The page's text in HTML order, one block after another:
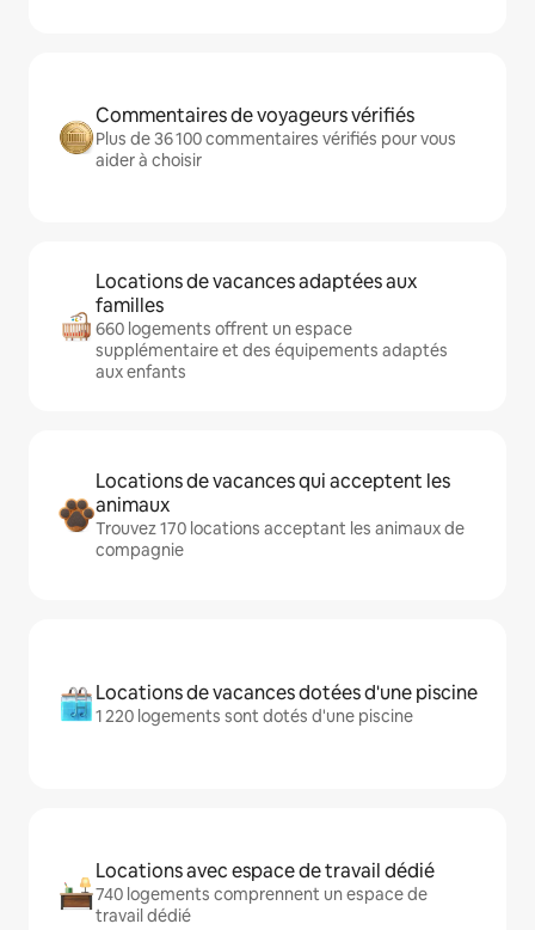
Commentaires de voyageurs vérifiés
Plus de 36 100 commentaires vérifiés pour vous
aider à choisir
Locations de vacances adaptées aux
familles
660 logements offrent un espace
supplémentaire et des équipements adaptés
aux enfants
Locations de vacances qui acceptent les
animaux
Trouvez 170 locations acceptant les animaux de
compagnie
Locations de vacances dotées d'une piscine
1 220 logements sont dotés d'une piscine
Locations avec espace de travail dédié
740 logements comprennent un espace de
travail dédié